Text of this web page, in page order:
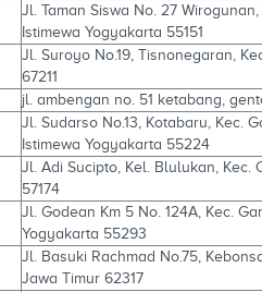
Jl. Taman Siswa No. 27
Istimewa Yogyakarta 55151
Jl. Suroyo No.19, Tisnonegaran,
67211
jl. ambengan no. 51 ketabang,
Jl. Sudarso No.13, Kotabaru, Kec.
Istimewa Yogyakarta 55224
Jl. Adi Sucipto, Kel. Blulukan, Kec.
57174
Jl. Godean Km 5 No. 124A, Kec.
Yogyakarta 55293
Jl. Basuki Rachmad No.75,
Jawa Timur 62317